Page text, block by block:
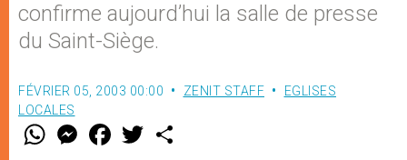
confirme aujourd’hui la salle de presse
du Saint-Siège.
FÉVRIER 05, 2003 00:00 ZENIT STAFF
EGLISES
LOCALES
W M
e
F
a w